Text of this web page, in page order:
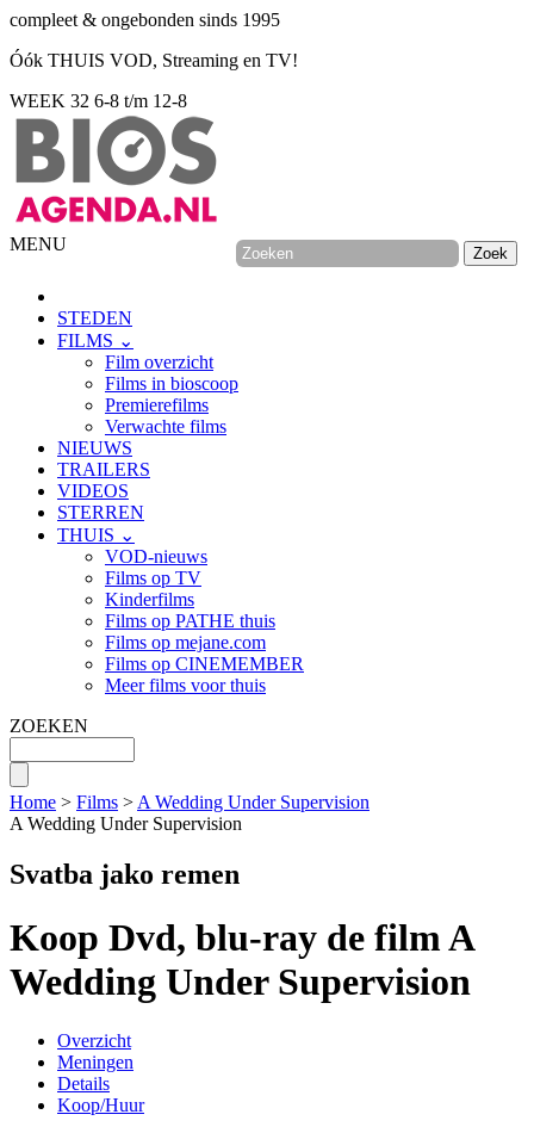
compleet & ongebonden sinds 1995
Óók THUIS VOD, Streaming en TV!
WEEK 32 6-8 t/m 12-8
MENU
STEDEN
FILMS ⌄
Film overzicht
Films in bioscoop
Premierefilms
Verwachte films
NIEUWS
TRAILERS
VIDEOS
STERREN
THUIS ⌄
VOD-nieuws
Films op TV
Kinderfilms
Films op PATHE thuis
Films op mejane.com
Films op CINEMEMBER
Meer films voor thuis
ZOEKEN
Home > Films > A Wedding Under Supervision
A Wedding Under Supervision
Svatba jako remen
Koop Dvd, blu-ray de film A
Wedding Under Supervision
Overzicht
Meningen
Details
Koop/Huur